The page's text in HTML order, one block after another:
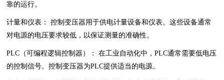
靠的运行。
计量和仪表： 控制变压器用于供电计量设备和仪表。这些设备通常
对电源的电压要求较低，以保证测量的准确性。
PLC（可编程逻辑控制器）： 在工业自动化中，PLC通常需要低电压
的控制信号。控制变压器为PLC提供适当的电源。